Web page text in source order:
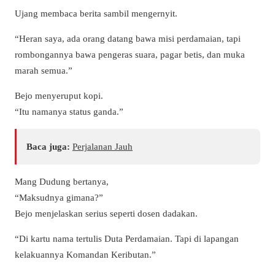
Ujang membaca berita sambil mengernyit.
“Heran saya, ada orang datang bawa misi perdamaian, tapi
rombongannya bawa pengeras suara, pagar betis, dan muka
marah semua.”
Bejo menyeruput kopi.
“Itu namanya status ganda.”
Baca juga: Perjalanan Jauh
Mang Dudung bertanya,
“Maksudnya gimana?”
Bejo menjelaskan serius seperti dosen dadakan.
“Di kartu nama tertulis Duta Perdamaian. Tapi di lapangan
kelakuannya Komandan Keributan.”